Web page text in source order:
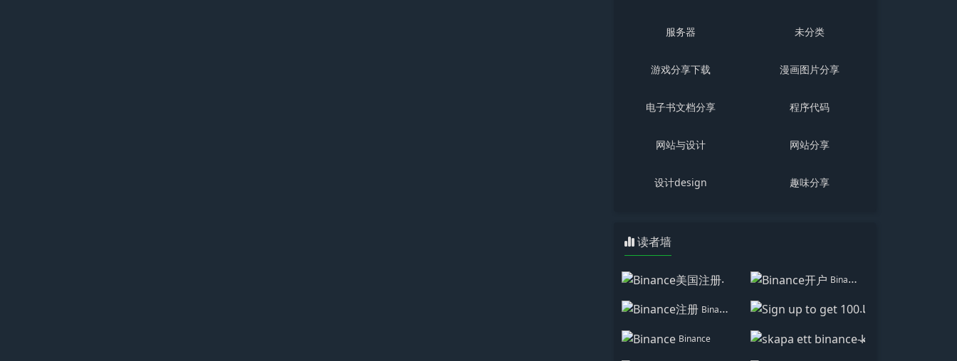
服务器 未分类
游戏分享下载 漫画图片分享
电子书文档分享 程序代码
网站与设计 网站分享
设计design 趣味分享
读者墙
Binance美国注册 Binance开户
Binance注册 Sign up to get 100
Binance skapa ett binance-konto